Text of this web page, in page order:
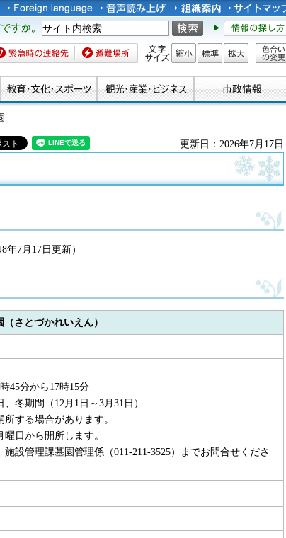
す
急時の連絡先 避難場所 文字サイズ
縮小 標準 拡大
色合い
更新日：2026年7月17日
7月17日更新）
（さとづかれいえん）
45分から17時15分
冬期間（12月1日～3月31日）
する場合があります。
日から開所します。
設管理課墓園管理係（011-211-3525）までお問合せくださ